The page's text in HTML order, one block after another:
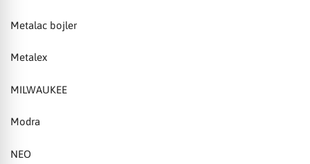
Metalac bojler
Metalex
MILWAUKEE
Modra
NEO